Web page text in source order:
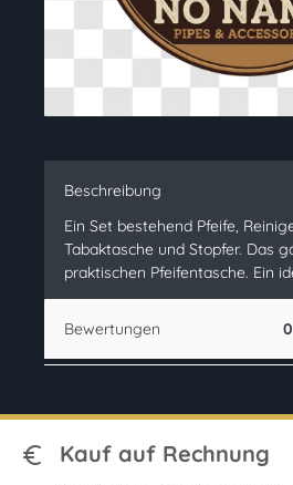
Beschreibung
Ein Set bestehend Pfeife,
Tabaktasche und Stopfer. Das
praktischen Pfeifentasche. Ein
Bewertungen 0
Kauf auf Rechnung